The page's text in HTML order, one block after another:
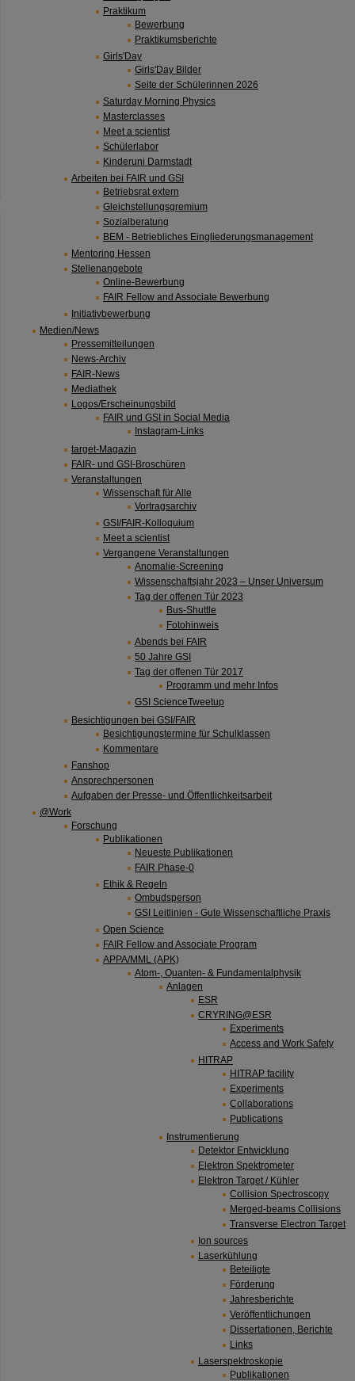
Praktikum
Bewerbung
Praktikumsberichte
Girls'Day
Girls'Day Bilder
Seite der Schülerinnen 2026
Saturday Morning Physics
Masterclasses
Meet a scientist
Schülerlabor
Kinderuni Darmstadt
Arbeiten bei FAIR und GSI
Betriebsrat extern
Gleichstellungsgremium
Sozialberatung
BEM - Betriebliches Eingliederungsmanagement
Mentoring Hessen
Stellenangebote
Online-Bewerbung
FAIR Fellow and Associate Bewerbung
Initiativbewerbung
Medien/News
Pressemitteilungen
News-Archiv
FAIR-News
Mediathek
Logos/Erscheinungsbild
FAIR und GSI in Social Media
Instagram-Links
target-Magazin
FAIR- und GSI-Broschüren
Veranstaltungen
Wissenschaft für Alle
Vortragsarchiv
GSI/FAIR-Kolloquium
Meet a scientist
Vergangene Veranstaltungen
Anomalie-Screening
Wissenschaftsjahr 2023 – Unser Universum
Tag der offenen Tür 2023
Bus-Shuttle
Fotohinweis
Abends bei FAIR
50 Jahre GSI
Tag der offenen Tür 2017
Programm und mehr Infos
GSI ScienceTweetup
Besichtigungen bei GSI/FAIR
Besichtigungstermine für Schulklassen
Kommentare
Fanshop
Ansprechpersonen
Aufgaben der Presse- und Öffentlichkeitsarbeit
@Work
Forschung
Publikationen
Neueste Publikationen
FAIR Phase-0
Ethik & Regeln
Ombudsperson
GSI Leitlinien - Gute Wissenschaftliche Praxis
Open Science
FAIR Fellow and Associate Program
APPA/MML (APK)
Atom-, Quanten- & Fundamentalphysik
Anlagen
ESR
CRYRING@ESR
Experiments
Access and Work Safety
HITRAP
HITRAP facility
Experiments
Collaborations
Publications
Instrumentierung
Detektor Entwicklung
Elektron Spektrometer
Elektron Target / Kühler
Collision Spectroscopy
Merged-beams Collisions
Transverse Electron Target
Ion sources
Laserkühlung
Beteiligte
Förderung
Jahresberichte
Veröffentlichungen
Dissertationen, Berichte
Links
Laserspektroskopie
Publikationen